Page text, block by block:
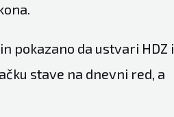
pokazano da ustvari HDZ i
stave na dnevni red, a